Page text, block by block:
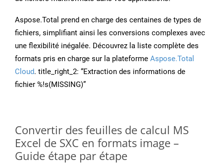
Aspose.Total prend en charge des centaines de types de
fichiers, simplifiant ainsi les conversions complexes avec
une flexibilité inégalée. Découvrez la liste complète des
formats pris en charge sur la plateforme Aspose.Total
Cloud. title_right_2: “Extraction des informations de
fichier %!s(MISSING)”
Convertir des feuilles de calcul MS
Excel de SXC en formats image –
Guide étape par étape